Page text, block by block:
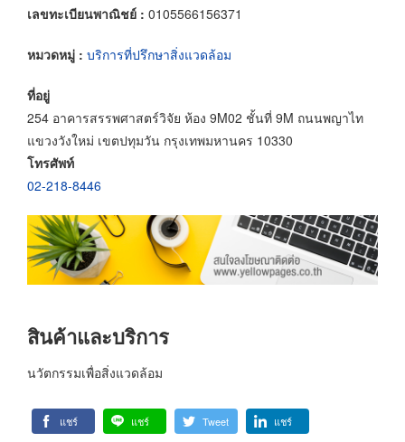
เลขทะเบียนพาณิชย์ : 0105566156371
หมวดหมู่ : บริการที่ปรึกษาสิ่งแวดล้อม
ที่อยู่
254 อาคารสรรพศาสตร์วิจัย ห้อง 9M02 ชั้นที่ 9M ถนนพญาไท
แขวงวังใหม่ เขตปทุมวัน กรุงเทพมหานคร 10330
โทรศัพท์
02-218-8446
สินค้าและบริการ
นวัตกรรมเพื่อสิ่งแวดล้อม
แชร์ แชร์ Tweet แชร์